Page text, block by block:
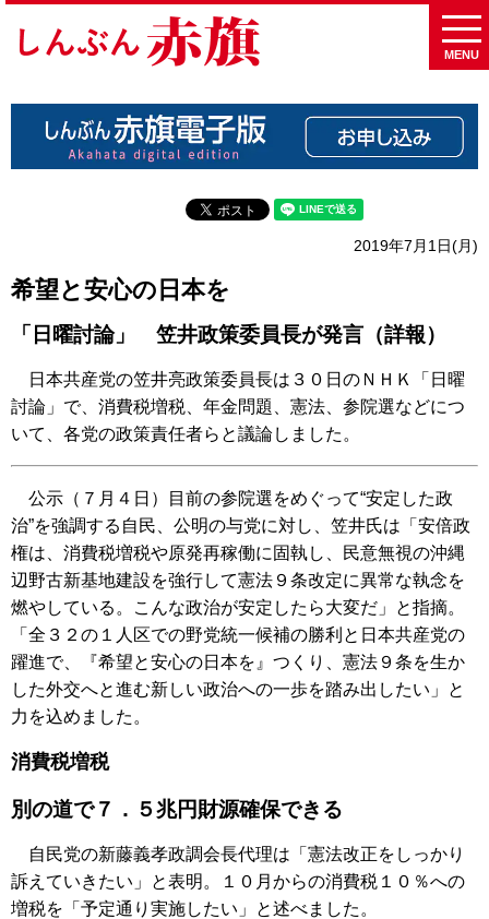
MENU
2019年7月1日(月)
希望と安心の日本を
「日曜討論」 笠井政策委員長が発言（詳報）
日本共産党の笠井亮政策委員長は３０日のＮＨＫ「日曜
討論」で、消費税増税、年金問題、憲法、参院選などにつ
いて、各党の政策責任者らと議論しました。
公示（７月４日）目前の参院選をめぐって“安定した政
治”を強調する自民、公明の与党に対し、笠井氏は「安倍政
権は、消費税増税や原発再稼働に固執し、民意無視の沖縄
辺野古新基地建設を強行して憲法９条改定に異常な執念を
燃やしている。こんな政治が安定したら大変だ」と指摘。
「全３２の１人区での野党統一候補の勝利と日本共産党の
躍進で、『希望と安心の日本を』つくり、憲法９条を生か
した外交へと進む新しい政治への一歩を踏み出したい」と
力を込めました。
消費税増税
別の道で７．５兆円財源確保できる
自民党の新藤義孝政調会長代理は「憲法改正をしっかり
訴えていきたい」と表明。１０月からの消費税１０％への
増税を「予定通り実施したい」と述べました。